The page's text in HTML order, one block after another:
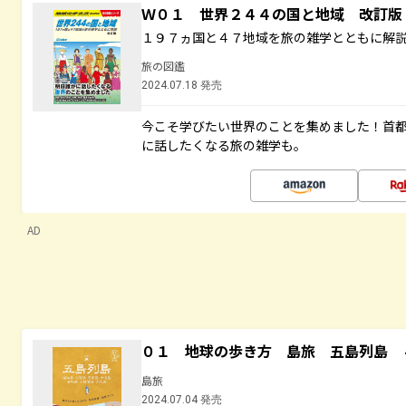
Ｗ０１ 世界２４４の国と地域 改訂版
１９７ヵ国と４７地域を旅の雑学とともに解
旅の図鑑
2024.07.18 発売
今こそ学びたい世界のことを集めました！首
に話したくなる旅の雑学も。
AD
０１ 地球の歩き方 島旅 五島列島
島旅
2024.07.04 発売